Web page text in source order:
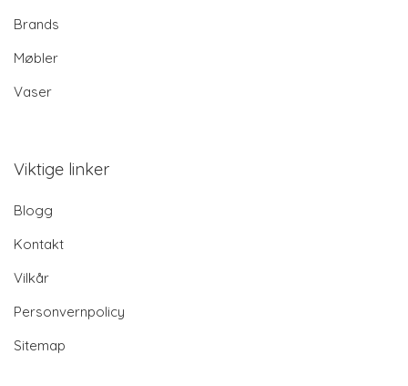
Brands
Møbler
Vaser
Viktige linker
Blogg
Kontakt
Vilkår
Personvernpolicy
Sitemap